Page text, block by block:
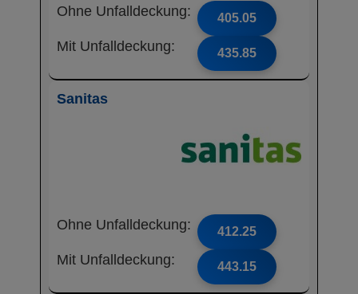
Ohne Unfalldeckung: 405.05
Mit Unfalldeckung: 435.85
Sanitas
Ohne Unfalldeckung: 412.25
Mit Unfalldeckung: 443.15